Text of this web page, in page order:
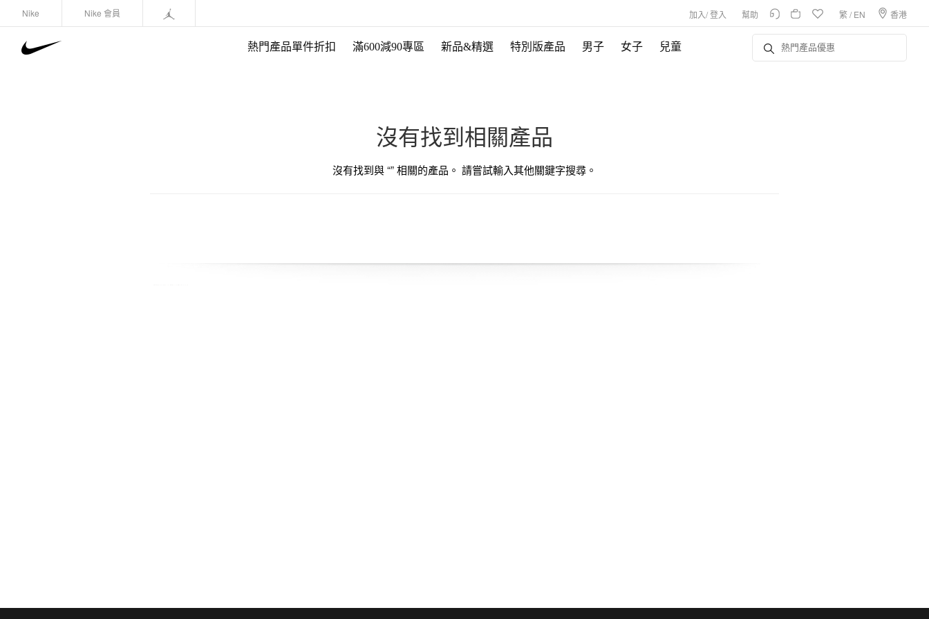
Nike Nike 會員 加入/登入 幫助 繁/ EN 香港
熱門產品單件折扣 滿600減90專區 新品&精選 特別版產品 男子 女子 兒童
沒有找到相關產品
沒有找到與 “” 相關的產品。 請嘗試輸入其他關鍵字搜尋。